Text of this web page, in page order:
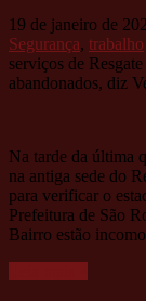
19 de janeiro de
Segurança, trabalho
serviços de
abandonados, diz
Na tarde da última
na antiga sede do
para verificar o
Prefeitura de São
Bairro estão